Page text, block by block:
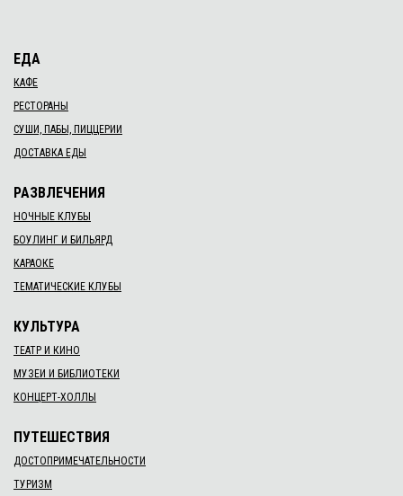
ЕДА
КАФЕ
РЕСТОРАНЫ
СУШИ, ПАБЫ, ПИЦЦЕРИИ
ДОСТАВКА ЕДЫ
РАЗВЛЕЧЕНИЯ
НОЧНЫЕ КЛУБЫ
БОУЛИНГ И БИЛЬЯРД
КАРАОКЕ
ТЕМАТИЧЕСКИЕ КЛУБЫ
КУЛЬТУРА
ТЕАТР И КИНО
МУЗЕИ И БИБЛИОТЕКИ
КОНЦЕРТ-ХОЛЛЫ
ПУТЕШЕСТВИЯ
ДОСТОПРИМЕЧАТЕЛЬНОСТИ
ТУРИЗМ